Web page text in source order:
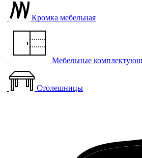
Кромка мебельная
Мебельные
Столешницы